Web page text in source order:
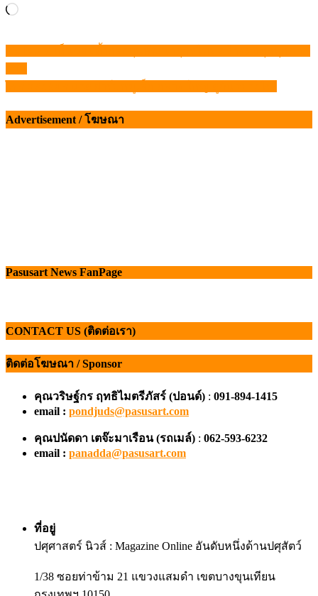
Loading…
แนะแนว
เรื่อง
Advertisement / โฆษณา
Pasusart News FanPage
CONTACT US (ติดต่อเรา)
ติดต่อโฆษณา / Sponsor
คุณวริษฐ์กร ฤทธิไมตรีภัสร์ (ปอนด์) : 091-894-1415
email : pondjuds@pasusart.com
คุณปนัดดา เตจ๊ะมาเรือน (รถเมล์) : 062-593-6232
email : panadda@pasusart.com
ที่อยู่
ปศุศาสตร์ นิวส์ : Magazine Online อันดับหนึ่งด้านปศุสัตว์
1/38 ซอยท่าข้าม 21 แขวงแสมดำ เขตบางขุนเทียน